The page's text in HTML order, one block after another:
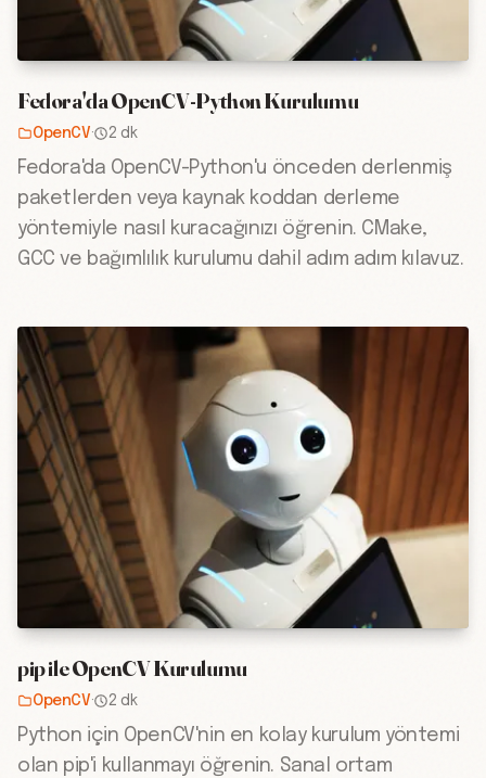
Fedora'da OpenCV-Python Kurulumu
OpenCV· 2 dk
Fedora'da OpenCV-Python'u önceden derlenmiş
paketlerden veya kaynak koddan derleme
yöntemiyle nasıl kuracağınızı öğrenin. CMake,
GCC ve bağımlılık kurulumu dahil adım adım kılavuz.
pip ile OpenCV Kurulumu
OpenCV· 2 dk
Python için OpenCV'nin en kolay kurulum yöntemi
olan pip'i kullanmayı öğrenin. Sanal ortam